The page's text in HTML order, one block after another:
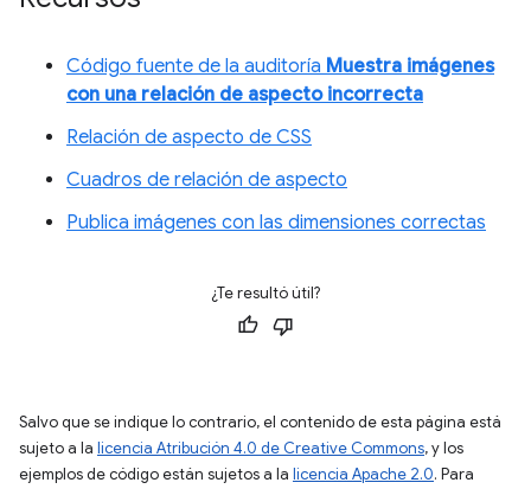
Código fuente de la auditoría Muestra imágenes
con una relación de aspecto incorrecta
Relación de aspecto de CSS
Cuadros de relación de aspecto
Publica imágenes con las dimensiones correctas
¿Te resultó útil?
Salvo que se indique lo contrario, el contenido de esta página está
sujeto a la licencia Atribución 4.0 de Creative Commons, y los
ejemplos de código están sujetos a la licencia Apache 2.0. Para